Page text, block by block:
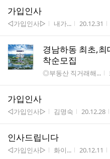
가입인사
게시판명
◁가입인사▷ 작성자
내가... 작성시간
20.12.31
경남하동 최초,
착순모집
게시판명
◎부동산 직거래해...
가입인사
게시판명
◁가입인사▷ 작성자
김명숙 작성시간
20.12.28
인사드립니다
게시판명
◁가입인사▷ 작성자
화이... 작성시간
20.12.11